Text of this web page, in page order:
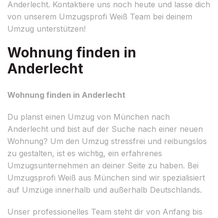
Anderlecht. Kontaktiere uns noch heute und lasse dich
von unserem Umzugsprofi Weiß Team bei deinem
Umzug unterstützen!
Wohnung finden in
Anderlecht
Wohnung finden in Anderlecht
Du planst einen Umzug von München nach
Anderlecht und bist auf der Suche nach einer neuen
Wohnung? Um den Umzug stressfrei und reibungslos
zu gestalten, ist es wichtig, ein erfahrenes
Umzugsunternehmen an deiner Seite zu haben. Bei
Umzugsprofi Weiß aus München sind wir spezialisiert
auf Umzüge innerhalb und außerhalb Deutschlands.
Unser professionelles Team steht dir von Anfang bis